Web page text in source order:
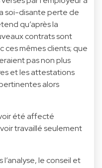
soi-disante perte de
qu’après la
contrats sont
ces mêmes clients; que
pas non plus
et les attestations
alors
été affecté
travaillé seulement
le conseil et